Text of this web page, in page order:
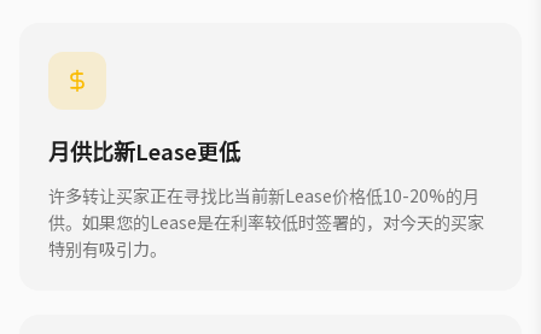
月供比新Lease更低
许多转让买家正在寻找比当前新Lease价格低10-20%的月
供。如果您的Lease是在利率较低时签署的，对今天的买家
特别有吸引力。